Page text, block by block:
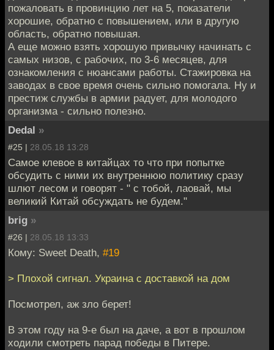
пожаловать в провинцию лет на 5, показатели
хорошие, обратно с повышением, или в другую
область, обратно повышая.
А еще можно взять хорошую привычку начинать с
самых низов, с рабочих, по 3-6 месяцев, для
ознакомления с нюансами работы. Стажировка на
заводах в свое время очень сильно помогала. Ну и
престиж службы в армии радует, для молодого
организма - сильно полезно.
Dedal »
#25 | 28.05.18 13:28
Самое клевое в китайцах то что при попытке
обсудить с ними их внутреннюю политику сразу
шлют лесом и говорят - " с тобой, лаовай, мы
великий Китай обсуждать не будем."
brig »
#26 | 28.05.18 13:33
Кому: Sweet Death, #19
> Плохой сигнал. Украина с доставкой на дом
Посмотрел, аж зло берет!
В этом году на 9-е был на даче, а вот в прошлом
ходили смотреть парад победы в Питере.